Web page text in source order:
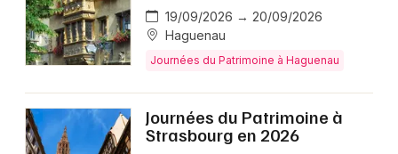
19/09/2026 → 20/09/2026
Haguenau
Journées du Patrimoine à Haguenau
Journées du Patrimoine à
Strasbourg en 2026